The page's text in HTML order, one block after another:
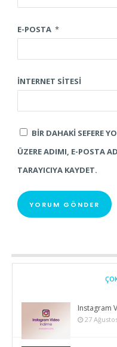
E-POSTA *
İNTERNET SITESI
BIR DAHAKI SEFERE
ÜZERE ADIMI, E-POSTA
TARAYICIYA KAYDET.
Instagram
27